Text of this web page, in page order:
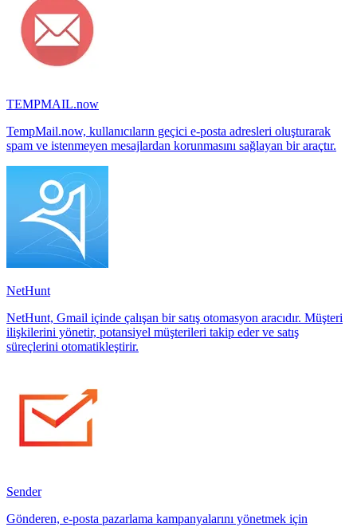
TEMPMAIL.now
TempMail.now, kullanıcıların geçici e-posta adresleri oluşturarak
spam ve istenmeyen mesajlardan korunmasını sağlayan bir araçtır.
NetHunt
NetHunt, Gmail içinde çalışan bir satış otomasyon aracıdır. Müşteri
ilişkilerini yönetir, potansiyel müşterileri takip eder ve satış
süreçlerini otomatikleştirir.
Sender
Gönderen, e-posta pazarlama kampanyalarını yönetmek için